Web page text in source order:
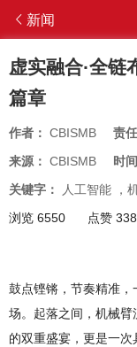
新闻
虚实融合·全链
篇章
作者： CBISMB 责
来源： CBISMB 时
关键字：
人工智能 ，
浏览 6550
点赞 338
鼓点铿锵，节奏精准
场。起落之间，机械
的双重盛宴，更是一次